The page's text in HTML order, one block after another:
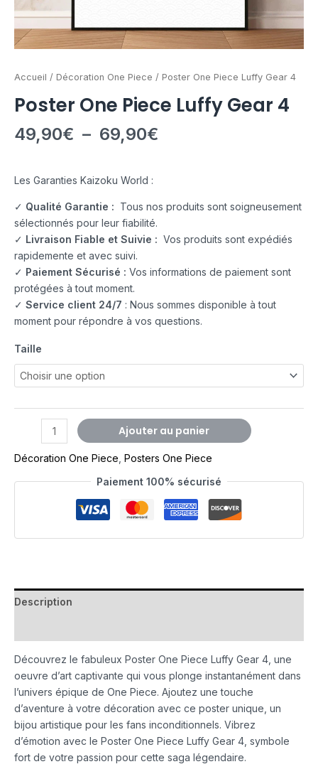
Accueil / Décoration One Piece / Poster One Piece Luffy Gear 4
Poster One Piece Luffy Gear 4
49,90€ – 69,90€
Les Garanties Kaizoku World :
✓ Qualité Garantie : Tous nos produits sont soigneusement
sélectionnés pour leur fiabilité.
✓ Livraison Fiable et Suivie : Vos produits sont expédiés
rapidemente et avec suivi.
✓ Paiement Sécurisé : Vos informations de paiement sont
protégées à tout moment.
✓ Service client 24/7 : Nous sommes disponible à tout
moment pour répondre à vos questions.
Taille
Ajouter au panier
Décoration One Piece Posters One Piece
Paiement 100% sécurisé
Description
Découvrez le fabuleux Poster One Piece Luffy Gear 4, une
oeuvre d’art captivante qui vous plonge instantanément dans
l’univers épique de One Piece. Ajoutez une touche
d’aventure à votre décoration avec ce poster unique, un
bijou artistique pour les fans inconditionnels. Vibrez
d’émotion avec le Poster One Piece Luffy Gear 4, symbole
fort de votre passion pour cette saga légendaire.